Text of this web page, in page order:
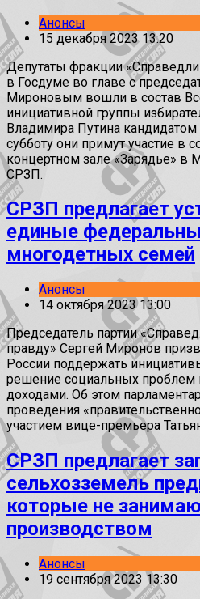
Анонсы
15 декабря 2023 13:20
Депутаты фракции
в Госдуме во главе с
Мироновым вошли в состав
инициативной группы
Владимира Путина
субботу они примут участие в
концертном зале «Зарядье» в
СРЗП.
СРЗП предлагает
единые
многодетных семей
Анонсы
14 октября 2023 13:00
Председатель партии
правду» Сергей Миронов
России поддержать
решение социальных проблем
доходами. Об этом
проведения
участием вице-премьера
СРЗП предлагает
сельхозземель
которые не
производством
Анонсы
19 сентября 2023 13:30